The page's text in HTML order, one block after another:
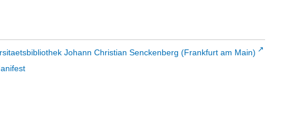
Johann Christian Senckenberg (Frankfurt am Main)